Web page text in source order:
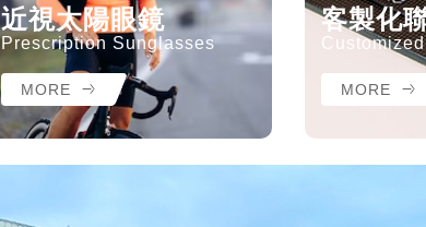
近視太陽眼鏡
Prescription Sunglasses
MORE
客製化
Customized
MORE